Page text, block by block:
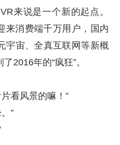
来说是一个新的起点。
来消费端千万用户，国内
宇宙、全真互联网等新概
2016年的“疯狂”。
看风景的嘛！”
”